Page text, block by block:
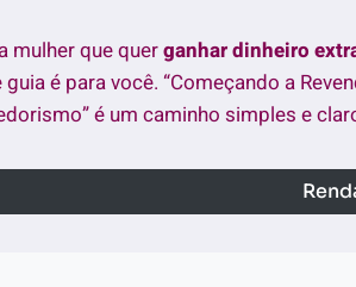
mulher que querganhar dinheiro
guia é para você. “Começando a
é um caminho simples e